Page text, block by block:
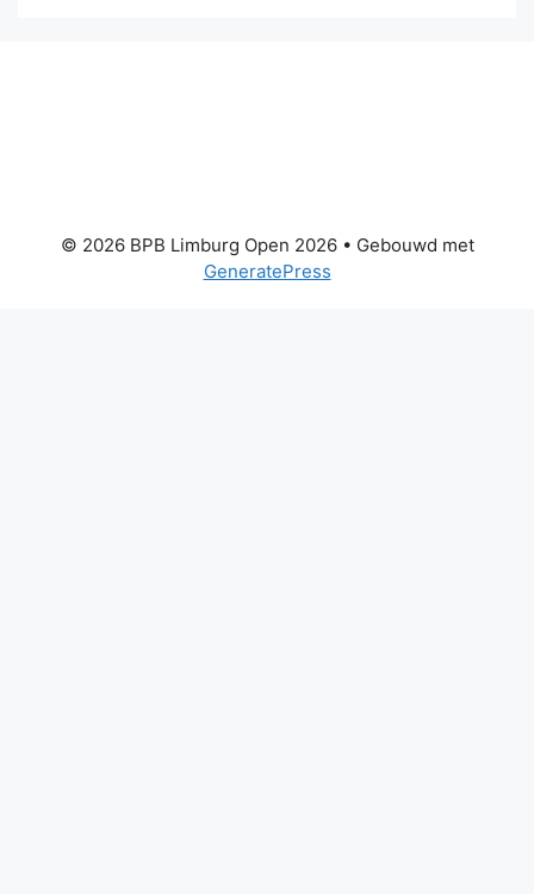
© 2026 BPB Limburg Open 2026• Gebouwd met
GeneratePress